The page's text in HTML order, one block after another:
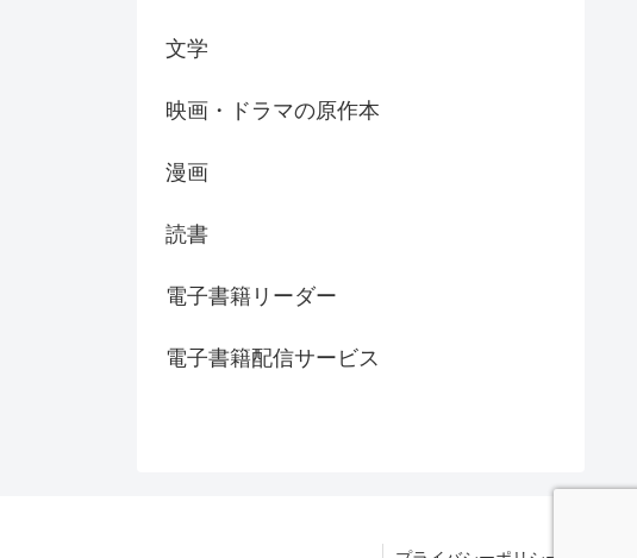
文学
映画・ドラマの原作本
漫画
読書
電子書籍リーダー
電子書籍配信サービス